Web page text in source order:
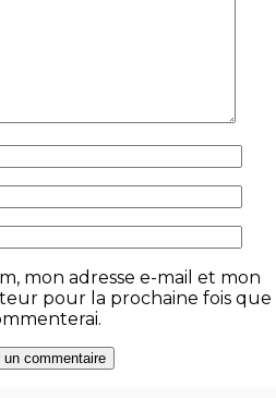
mon adresse e-mail et mon
pour la prochaine fois que